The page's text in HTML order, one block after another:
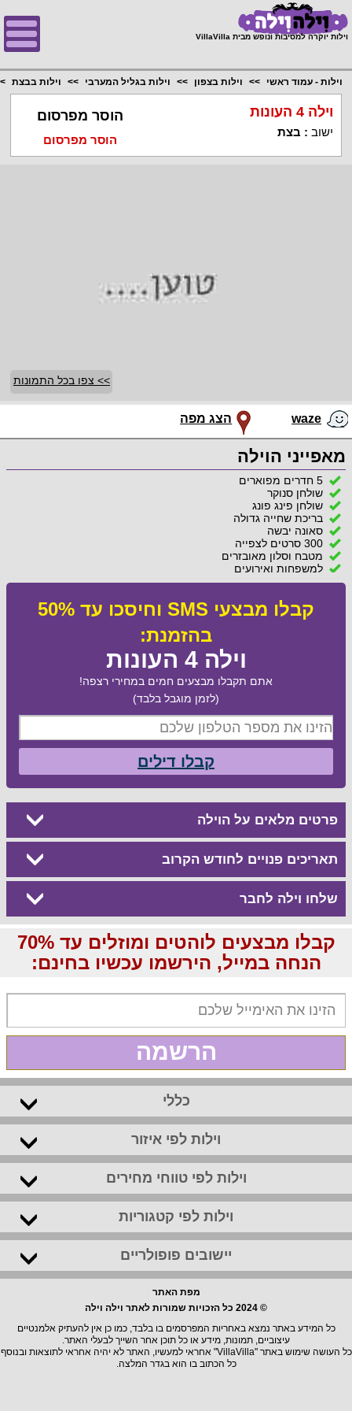
וילות יוקרה למסיבות ונופש מבית VillaVilla
וילות - עמוד ראשי וילות בצפון וילות בגליל המערבי וילות בבצת
וילה 4 העונות
ישוב : בצת
הוסר מפרסום
הוסר מפרסום
>> צפו בכל התמונות
waze הצג מפה
מאפייני הוילה
5 חדרים מפוארים
שולחן סנוקר
שולחן פינג פונג
בריכת שחייה גדולה
סאונה יבשה
300 סרטים לצפייה
מטבח וסלון מאובזרים
למשפחות ואירועים
קבלו מבצעי SMS וחיסכו עד 50%
בהזמנת:
וילה 4 העונות
אתם תקבלו מבצעים חמים במחירי רצפה!
(לזמן מוגבל בלבד)
קבלו דילים
פרטים מלאים על הוילה
תאריכים פנויים לחודש הקרוב
שלחו וילה לחבר
קבלו מבצעים לוהטים ומוזלים עד 70%
הנחה במייל, הירשמו עכשיו בחינם:
הרשמה
כללי
וילות לפי איזור
וילות לפי טווחי מחירים
וילות לפי קטגוריות
יישובים פופולריים
מפת האתר
© 2024 כל הזכויות שמורות לאתר וילה וילה
כל המידע באתר נמצא באחריות המפרסמים בו בלבד, כמו כן אין להעתיק אלמנטיים
עיצוביים, תמונות, מידע או כל תוכן אחר השייך לבעלי האתר.
כל העושה שימוש באתר "VillaVilla" אחראי למעשיו, האתר לא יהיה אחראי לתוצאות ובנוסף
כל הכתוב בו הוא בגדר המלצה.